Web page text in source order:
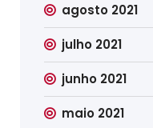
agosto 2021
julho 2021
junho 2021
maio 2021